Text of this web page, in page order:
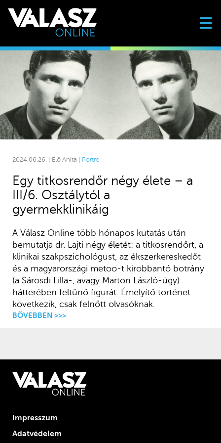
☰
2024.06.26. | Élő Anita | Portré
Egy titkosrendőr négy élete – a
III/6. Osztálytól a
gyermekklinikáig
A Válasz Online több hónapos kutatás után
bemutatja dr. Lajti négy életét: a titkosrendőrt, a
klinikai szakpszichológust, az ékszerkereskedőt
és a magyarországi metoo-t kirobbantó botrány
(a Sárosdi Lilla-, avagy Marton László-ügy)
hátterében feltűnő figurát. Émelyítő történet
következik, csak felnőtt olvasóknak.
BŐVEBBEN >>>
Impresszum
Adatvédelem